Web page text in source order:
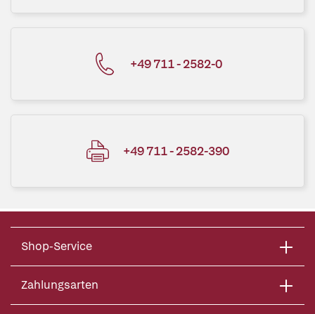
+49 711 - 2582-0
+49 711 - 2582-390
Shop-Service
Zahlungsarten